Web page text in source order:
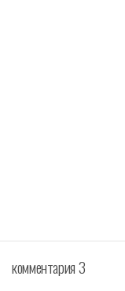
комментария 3